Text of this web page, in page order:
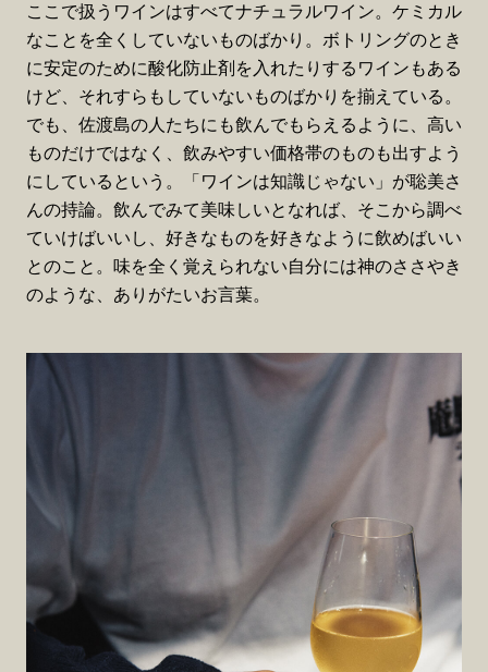
ここで扱うワインはすべてナチュラルワイン。ケミカル
なことを全くしていないものばかり。ボトリングのとき
に安定のために酸化防止剤を入れたりするワインもある
けど、それすらもしていないものばかりを揃えている。
でも、佐渡島の人たちにも飲んでもらえるように、高い
ものだけではなく、飲みやすい価格帯のものも出すよう
にしているという。「ワインは知識じゃない」が聡美さ
んの持論。飲んでみて美味しいとなれば、そこから調べ
ていけばいいし、好きなものを好きなように飲めばいい
とのこと。味を全く覚えられない自分には神のささやき
のような、ありがたいお言葉。